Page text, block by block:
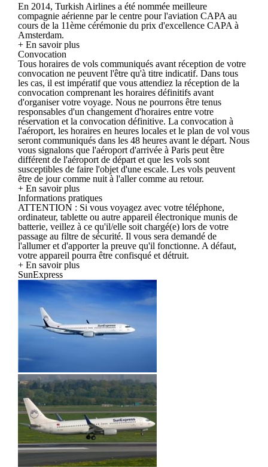
En 2014, Turkish Airlines a été nommée meilleure
compagnie aérienne par le centre pour l'aviation CAPA au
cours de la 11ème cérémonie du prix d'excellence CAPA à
Amsterdam.
+ En savoir plus
Convocation
Tous horaires de vols communiqués avant réception de votre
convocation ne peuvent l'être qu'à titre indicatif. Dans tous
les cas, il est impératif que vous attendiez la réception de la
convocation comprenant les horaires définitifs avant
d'organiser votre voyage. Nous ne pourrons être tenus
responsables d'un changement d'horaires entre votre
réservation et la convocation définitive. La convocation à
l'aéroport, les horaires en heures locales et le plan de vol vous
seront communiqués dans les 48 heures avant le départ. Nous
vous signalons que l'aéroport d'arrivée à Paris peut être
différent de l'aéroport de départ et que les vols sont
susceptibles de faire l'objet d'une escale. Les vols peuvent
être de jour comme nuit à l'aller comme au retour.
+ En savoir plus
Informations pratiques
ATTENTION : Si vous voyagez avec votre téléphone,
ordinateur, tablette ou autre appareil électronique munis de
batterie, veillez à ce qu'il/elle soit chargé(e) lors de votre
passage au filtre de sécurité. Il vous sera demandé de
l'allumer et d'apporter la preuve qu'il fonctionne. A défaut,
votre appareil pourra être confisqué et détruit.
+ En savoir plus
SunExpress